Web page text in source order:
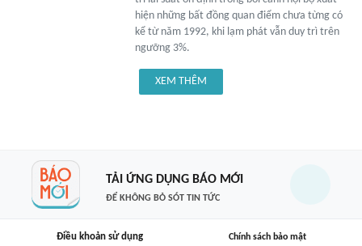
hiện những bất đồng quan điểm chưa từng có
kể từ năm 1992, khi lạm phát vẫn duy trì trên
ngưỡng 3%.
XEM THÊM
TẢI ỨNG DỤNG BÁO MỚI
ĐỂ KHÔNG BỎ SÓT TIN TỨC
Điều khoản sử dụng Chính sách bảo mật